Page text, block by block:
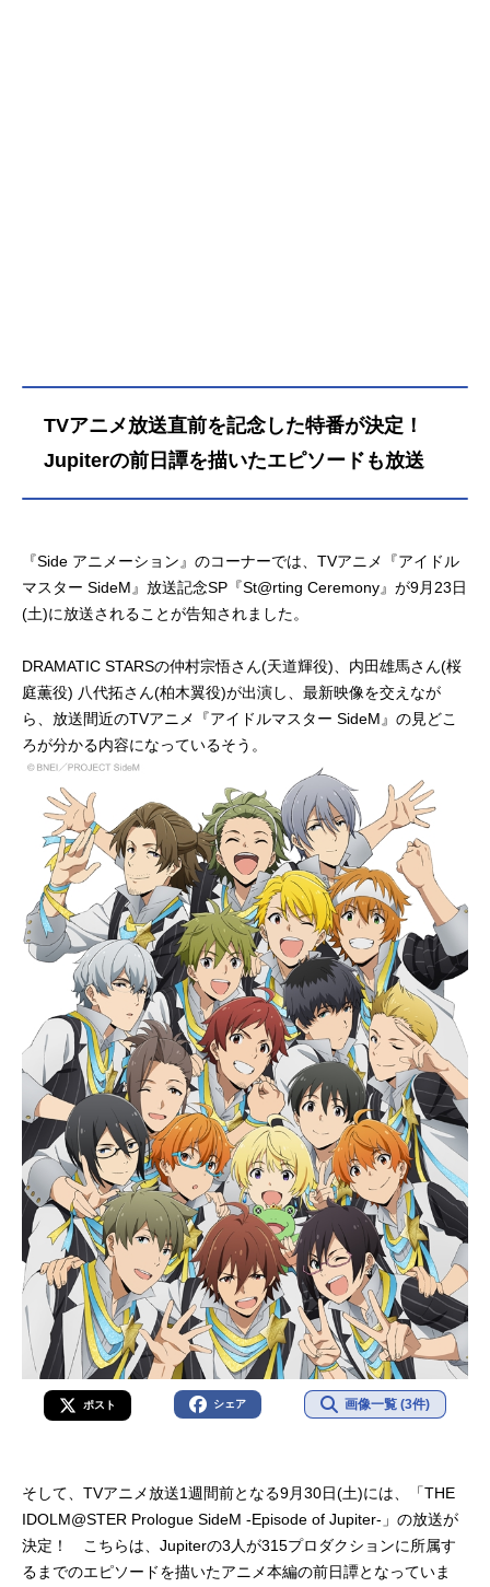
TVアニメ放送直前を記念した特番が決定！
Jupiterの前日譚を描いたエピソードも放送
『Side アニメーション』のコーナーでは、TVアニメ『アイドル
マスター SideM』放送記念SP『St@rting Ceremony』が9月23日
(土)に放送されることが告知されました。
DRAMATIC STARSの仲村宗悟さん(天道輝役)、内田雄馬さん(桜
庭薫役) 八代拓さん(柏木翼役)が出演し、最新映像を交えなが
ら、放送間近のTVアニメ『アイドルマスター SideM』の見どこ
ろが分かる内容になっているそう。
ポスト シェア 画像一覧 (3件)
そして、TVアニメ放送1週間前となる9月30日(土)には、「THE
IDOLM@STER Prologue SideM -Episode of Jupiter-」の放送が
決定！ こちらは、Jupiterの3人が315プロダクションに所属す
るまでのエピソードを描いたアニメ本編の前日譚となっていま